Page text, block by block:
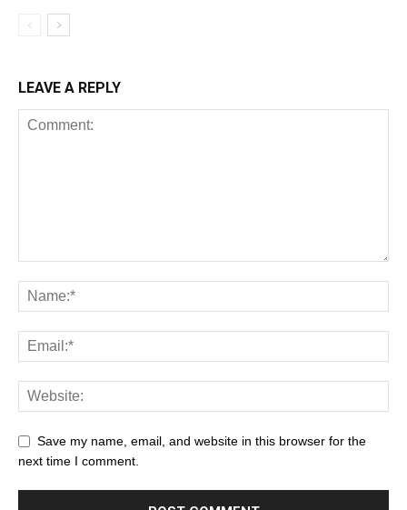
LEAVE A REPLY
Save my name, email, and website in this browser for the
next time I comment.